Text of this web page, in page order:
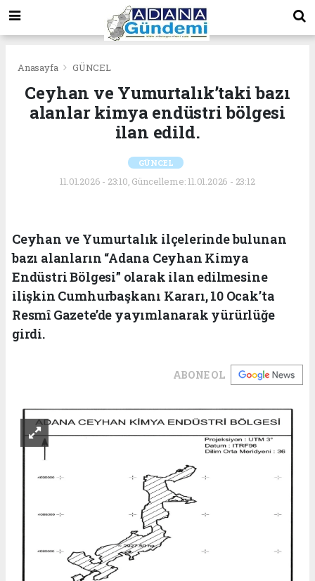
Anasayfa GÜNCEL
Ceyhan ve Yumurtalık’taki bazı
alanlar kimya endüstri bölgesi
ilan edild.
GÜNCEL
11.01.2026 - 23:10, Güncelleme: 11.01.2026 - 23:12
Ceyhan ve Yumurtalık ilçelerinde bulunan
bazı alanların “Adana Ceyhan Kimya
Endüstri Bölgesi” olarak ilan edilmesine
ilişkin Cumhurbaşkanı Kararı, 10 Ocak’ta
Resmî Gazete’de yayımlanarak yürürlüğe
girdi.
ABONE OL